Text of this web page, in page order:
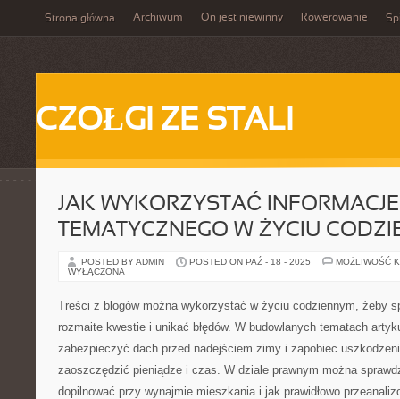
Strona główna Archiwum On jest niewinny Rowerowanie
CZOŁGI ZE STALI
JAK WYKORZYSTAĆ
TEMATYCZNEGO W ŻYCIU
POSTED BY ADMIN POSTED ON PAŹ - 18 - 2025
MOŻLIWOŚĆ
WYŁĄCZONA
Treści z blogów można wykorzystać w życiu codziennym, żeby
rozmaite kwestie i unikać błędów. W budowlanych tematach
zabezpieczyć dach przed nadejściem zimy i zapobiec
zaoszczędzić pieniądze i czas. W dziale prawnym można
dopilnować przy wynajmie mieszkania i jak prawidłowo